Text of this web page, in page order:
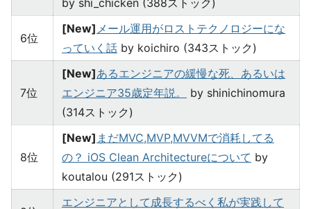
by shi_chicken (388ストック)
6位
[New] メール運用がロストテクノロジーにな
っていく話 by koichiro (343ストック)
7位
[New]あるエンジニアの緩慢な死、あるいは
エンジニア35歳定年説。
by shinichinomura
(314ストック)
8位
[New] まだMVC,MVP,MVVMで消耗してる
の？ iOS Clean Architectureについて by
koutalou (291ストック)
エンジニアとして成長するべく私が実践して